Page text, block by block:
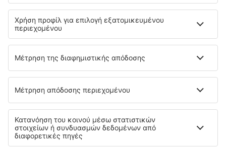
Volotea
Lufthansa
easyJet
Cyprus Airways
Σχετικά με την eSky
Οι κρατήσεις μου
Πολιτική απορρήτου
Υποστήριξη και επικοινωνία